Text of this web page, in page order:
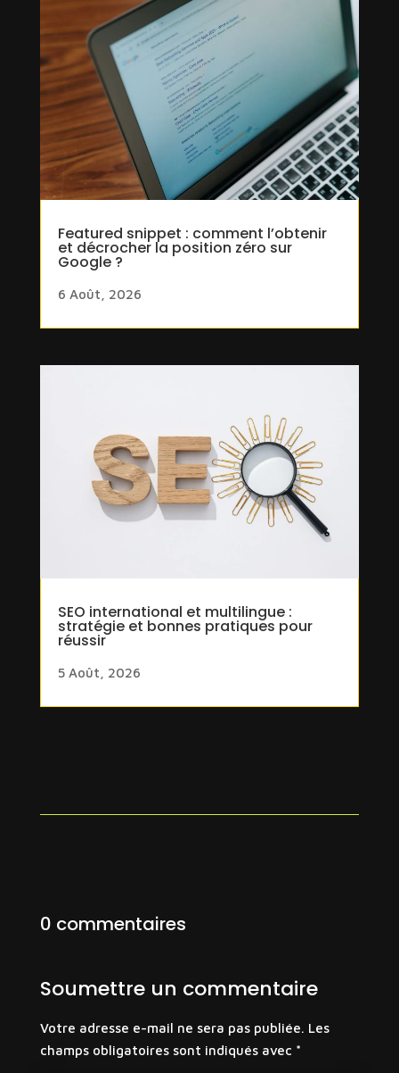
Featured snippet : comment l’obtenir
et décrocher la position zéro sur
Google ?
6 Août, 2026
SEO international et multilingue :
stratégie et bonnes pratiques pour
réussir
5 Août, 2026
0 commentaires
Soumettre un commentaire
Votre adresse e-mail ne sera pas publiée. Les
champs obligatoires sont indiqués avec *